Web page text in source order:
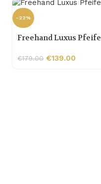
-22%
Freehand Luxus Pfeife
€179.00 €139.00